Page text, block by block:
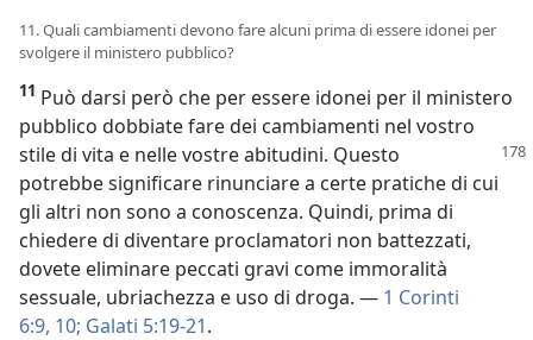
11. Quali cambiamenti devono fare alcuni prima di essere idonei per
svolgere il ministero pubblico?
11 Può darsi però che per essere idonei per il ministero
pubblico dobbiate fare dei cambiamenti nel vostro
stiledi vita e nelle vostre abitudini. Questo
potrebbe significare rinunciare a certe pratiche di cui
gli altri non sono a conoscenza. Quindi, prima di
chiedere di diventare proclamatori non battezzati,
dovete eliminare peccati gravi come immoralità
sessuale, ubriachezza e uso di droga. — 1 Corinti
6:9, 10; Galati 5:19-21.